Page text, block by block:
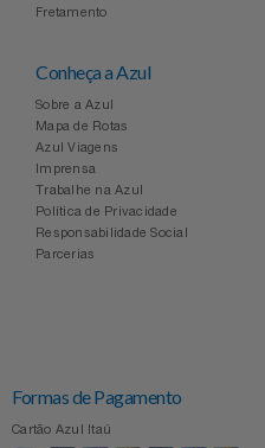
Fretamento
Conheça a Azul
Sobre a Azul
Mapa de Rotas
Azul Viagens
Imprensa
Trabalhe na Azul
Política de Privacidade
Responsabilidade Social
Parcerias
Formas de Pagamento
Cartão Azul Itaú